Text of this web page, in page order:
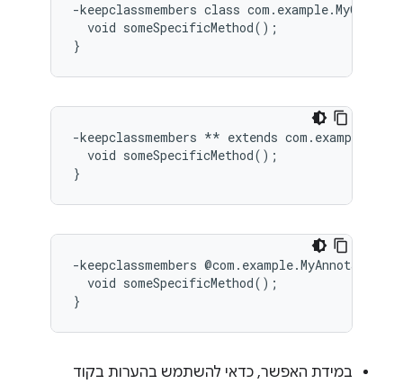
-keepclassmembers class com.example.MyClass {
  void someSpecificMethod();
-keepclassmembers ** extends
  void someSpecificMethod();
-keepclassmembers
  void someSpecificMethod();
במידת האפשר, כדאי להשתמש בהערות בקוד